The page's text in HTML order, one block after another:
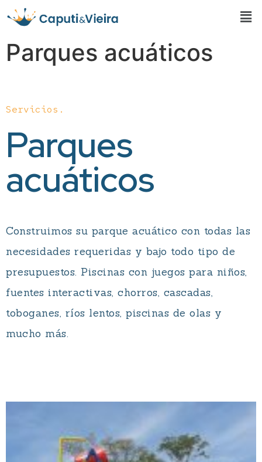
Parques acuáticos
Servicios.
Parques
acuáticos
Construimos su parque acuático con todas las
necesidades requeridas y bajo todo tipo de
presupuestos. Piscinas con juegos para niños,
fuentes interactivas, chorros, cascadas,
toboganes, ríos lentos, piscinas de olas y
mucho más.